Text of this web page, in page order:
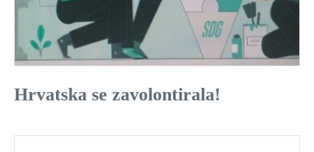
Hrvatska se zavolontirala!